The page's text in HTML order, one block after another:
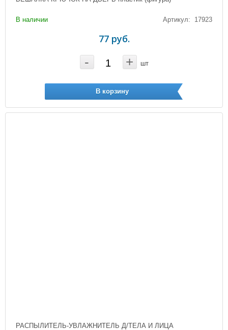
В наличии Артикул: 17923
77 руб.
- + шт
В корзину
РАСПЫЛИТЕЛЬ-УВЛАЖНИТЕЛЬ Д/ТЕЛА И ЛИЦА